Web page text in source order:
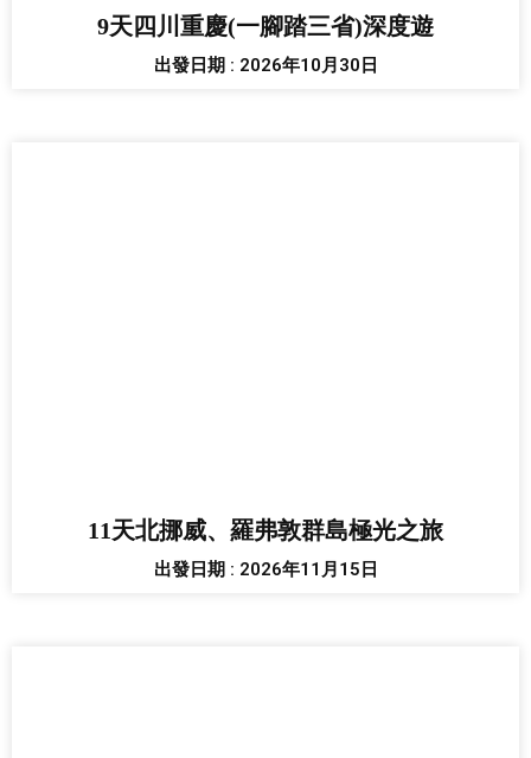
9天四川重慶(一腳踏三省)深度遊
出發日期 : 2026年10月30日
11天北挪威、羅弗敦群島極光之旅
出發日期 : 2026年11月15日